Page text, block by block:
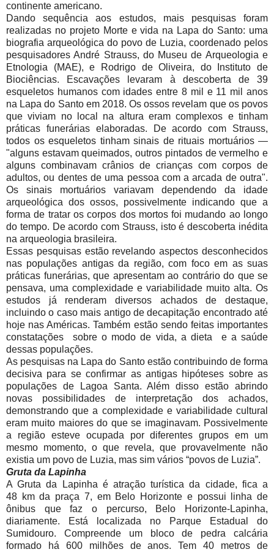
continente americano.
Dando sequência aos estudos, mais pesquisas foram
realizadas no projeto Morte e vida na Lapa do Santo: uma
biografia arqueológica do povo de Luzia, coordenado pelos
pesquisadores André Strauss, do Museu de Arqueologia e
Etnologia (MAE), e Rodrigo de Oliveira, do Instituto de
Biociências. Escavações levaram à descoberta de 39
esqueletos humanos com idades entre 8 mil e 11 mil anos
na Lapa do Santo em 2018. Os ossos revelam que os povos
que viviam no local na altura eram complexos e tinham
práticas funerárias elaboradas. De acordo com Strauss,
todos os esqueletos tinham sinais de rituais mortuários —
"alguns estavam queimados, outros pintados de vermelho e
alguns combinavam crânios de crianças com corpos de
adultos, ou dentes de uma pessoa com a arcada de outra".
Os sinais mortuários variavam dependendo da idade
arqueológica dos ossos, possivelmente indicando que a
forma de tratar os corpos dos mortos foi mudando ao longo
do tempo. De acordo com Strauss, isto é descoberta inédita
na arqueologia brasileira.
Essas pesquisas estão revelando aspectos desconhecidos
nas populações antigas da região, com foco em as suas
práticas funerárias, que apresentam ao contrário do que se
pensava, uma complexidade e variabilidade muito alta. Os
estudos já renderam diversos achados de destaque,
incluindo o caso mais antigo de decapitação encontrado até
hoje nas Américas. Também estão sendo feitas importantes
constatações sobre o modo de vida, a dieta e a saúde
dessas populações.
As pesquisas na Lapa do Santo estão contribuindo de forma
decisiva para se confirmar as antigas hipóteses sobre as
populações de Lagoa Santa. Além disso estão abrindo
novas possibilidades de interpretação dos achados,
demonstrando que a complexidade e variabilidade cultural
eram muito maiores do que se imaginavam. Possivelmente
a região esteve ocupada por diferentes grupos em um
mesmo momento, o que revela, que provavelmente não
existia um povo de Luzia, mas sim vários “povos de Luzia”.
Gruta da Lapinha
A Gruta da Lapinha é atração turística da cidade, fica a
48 km da praça 7, em Belo Horizonte e possui linha de
ônibus que faz o percurso, Belo Horizonte-Lapinha,
diariamente. Está localizada no Parque Estadual do
Sumidouro. Compreende um bloco de pedra calcária
formado há 600 milhões de anos. Tem 40 metros de